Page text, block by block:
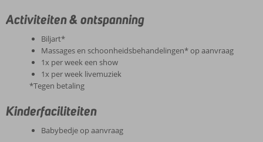
Activiteiten & ontspanning
Biljart*
Massages en schoonheidsbehandelingen* op aanvraag
1x per week een show
1x per week livemuziek
*Tegen betaling
Kinderfaciliteiten
Babybedje op aanvraag